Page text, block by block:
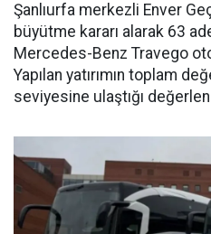
Şanlıurfa merkezli Enver
büyütme kararı alarak 63
Mercedes-Benz Travego
Yapılan yatırımın toplam
seviyesine ulaştığı